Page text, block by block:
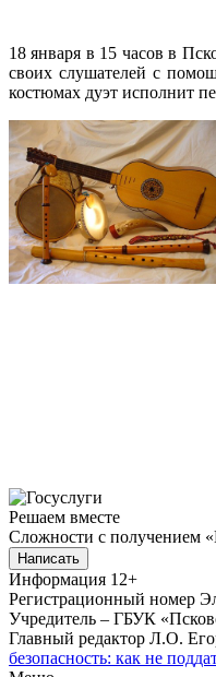
18 января в 15 часов в
своих слушателей с
костюмах дуэт исполнит
Решаем вместе
Сложности с получением
Написать
Информация 12+
Регистрационный номер
Учредитель – ГБУК
Главный редактор Л.О.
безопасность: как не